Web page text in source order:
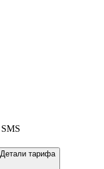
SMS
Детали тарифа